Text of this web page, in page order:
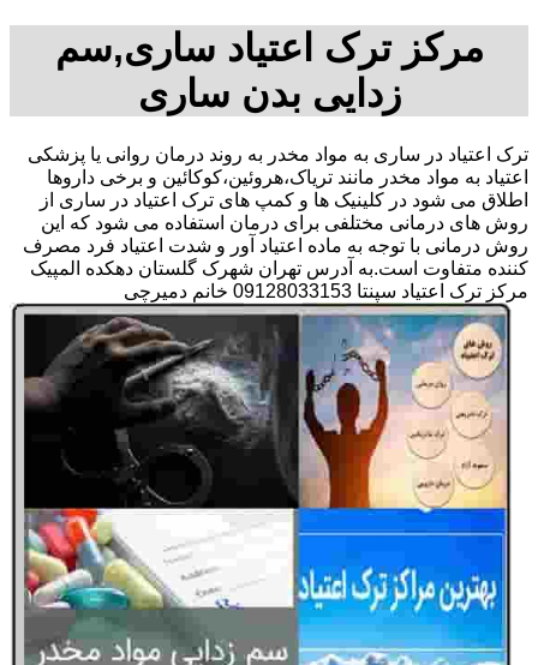
مرکز ترک اعتیاد ساری,سم
زدایی بدن ساری
ترک اعتیاد در ساری به مواد مخدر به روند درمان روانی یا پزشکی
اعتیاد به مواد مخدر مانند تریاک،هروئین،کوکائین و برخی داروها
اطلاق می شود در کلینیک ها و کمپ های ترک اعتیاد در ساری از
روش های درمانی مختلفی برای درمان استفاده می شود که این
روش درمانی با توجه به ماده اعتیاد آور و شدت اعتیاد فرد مصرف
کننده متفاوت است.به آدرس تهران شهرک گلستان دهکده المپیک
مرکز ترک اعتیاد سپنتا 09128033153 خانم دمیرچی